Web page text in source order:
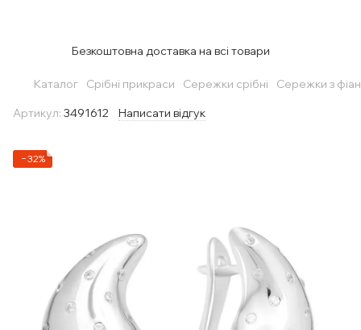
Безкоштовна доставка на всі товари
Каталог Срібні прикраси Сережки срібні
Сережки з
Артикул: 3491612 Написати відгук
−32%